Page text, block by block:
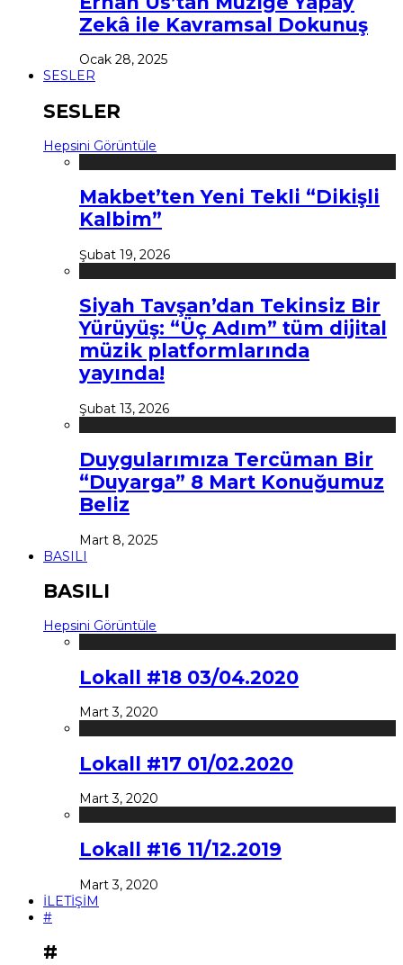
Zekâ ile Kavramsal Dokunuş
Ocak 28, 2025
SESLER
SESLER
Hepsini Görüntüle
Makbet’ten Yeni Tekli “Dikişli
Kalbim”
Şubat 19, 2026
Siyah Tavşan’dan Tekinsiz Bir
Yürüyüş: “Üç Adım” tüm dijital
müzik platformlarında
yayında!
Şubat 13, 2026
Duygularımıza Tercüman Bir
“Duyarga” 8 Mart Konuğumuz
Beliz
Mart 8, 2025
BASILI
BASILI
Hepsini Görüntüle
Lokall #18 03/04.2020
Mart 3, 2020
Lokall #17 01/02.2020
Mart 3, 2020
Lokall #16 11/12.2019
Mart 3, 2020
İLETİŞİM
#
#